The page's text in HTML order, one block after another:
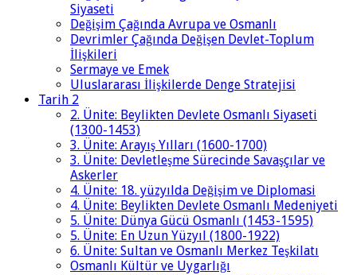
Siyaseti
Değişim Çağında Avrupa ve Osmanlı
Devrimler Çağında Değişen Devlet-Toplum
İlişkileri
Sermaye ve Emek
Uluslararası İlişkilerde Denge Stratejisi
Tarih 2
2. Ünite: Beylikten Devlete Osmanlı Siyaseti
(1300-1453)
3. Ünite: Arayış Yılları (1600-1700)
3. Ünite: Devletleşme Sürecinde Savaşçılar ve
Askerler
4. Ünite: 18. yüzyılda Değişim ve Diplomasi
4. Ünite: Beylikten Devlete Osmanlı Medeniyeti
5. Ünite: Dünya Gücü Osmanlı (1453-1595)
5. Ünite: En Uzun Yüzyıl (1800-1922)
6. Ünite: Sultan ve Osmanlı Merkez Teşkilatı
Osmanlı Kültür ve Uygarlığı